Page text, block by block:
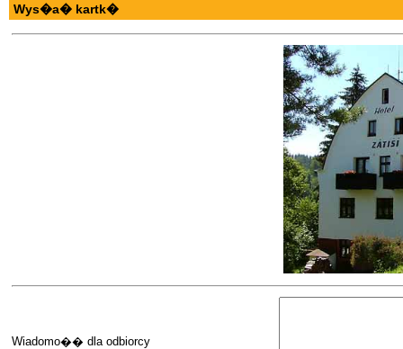
Wys�a� kartk�
Wiadomo�� dla odbiorcy